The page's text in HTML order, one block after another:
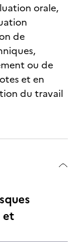
orale,
de
ou de
et en
du travail
et